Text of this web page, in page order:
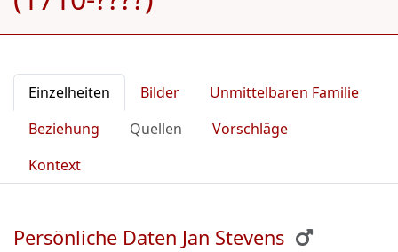
Einzelheiten Bilder
Unmittelbaren Familie
Beziehung
Quellen
Vorschläge
Kontext
Persönliche Daten Jan Stevens